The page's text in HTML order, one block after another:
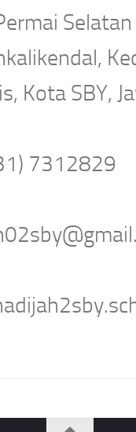
Kota SBY,
7312829